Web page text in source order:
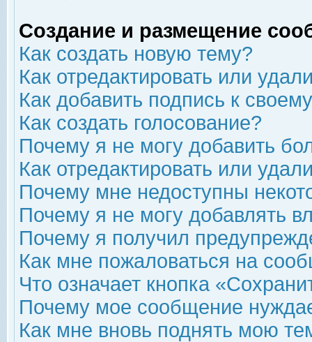
Создание и размещение
Как создать новую тему?
Как отредактировать или
Как добавить подпись к
Как создать голосование?
Почему я не могу добавить
Как отредактировать или
Почему мне недоступны
Почему я не могу добавлять
Почему я получил
Как мне пожаловаться на
Что означает кнопка
Почему мое сообщение
Как мне вновь поднять мою